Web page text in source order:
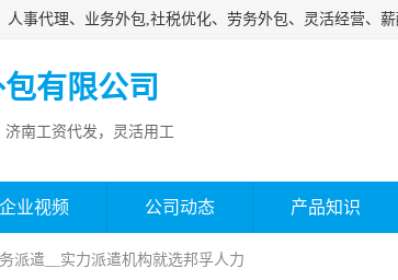
有限公司
南工资代发，灵活用工
企业视频 公司动态 产品知识
派遣__实力派遣机构就选邦孚人力